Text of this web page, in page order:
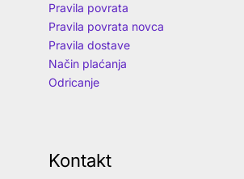
Pravila povrata
Pravila povrata novca
Pravila dostave
Način plaćanja
Odricanje
Kontakt